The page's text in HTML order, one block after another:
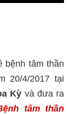
bệnh tâm thần
20/4/2017 tại
Kỳ và đưa ra
tâm thần